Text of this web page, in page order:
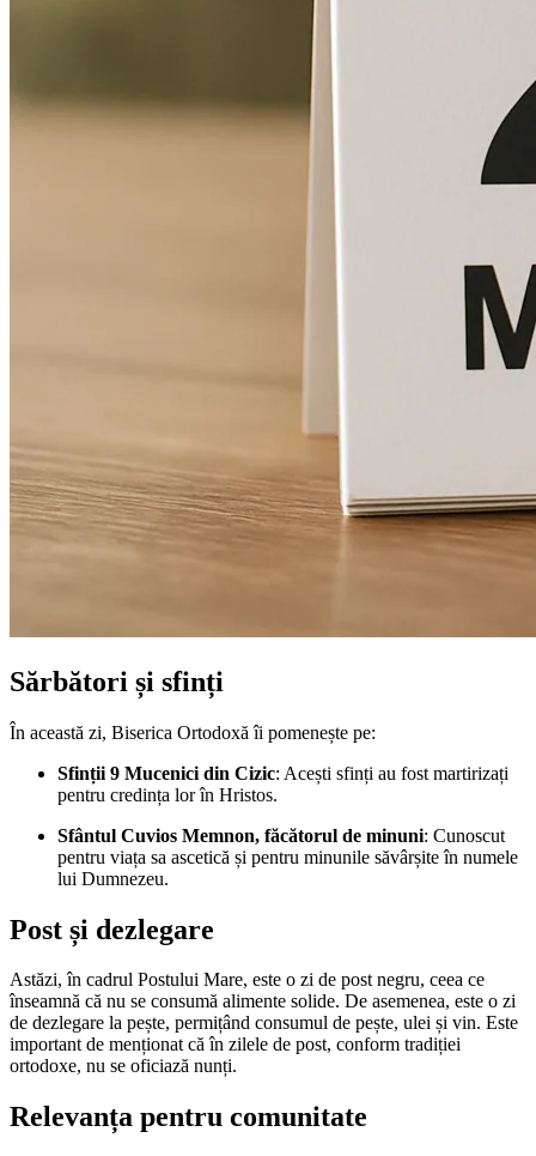
Sărbători și sfinți
În această zi, Biserica Ortodoxă îi pomenește pe:
Sfinții 9 Mucenici din Cizic: Acești sfinți au fost martirizați
pentru credința lor în Hristos.
Sfântul Cuvios Memnon, făcătorul de minuni: Cunoscut
pentru viața sa ascetică și pentru minunile săvârșite în numele
lui Dumnezeu.
Post și dezlegare
Astăzi, în cadrul Postului Mare, este o zi de post negru, ceea ce
înseamnă că nu se consumă alimente solide. De asemenea, este o zi
de dezlegare la pește, permițând consumul de pește, ulei și vin. Este
important de menționat că în zilele de post, conform tradiției
ortodoxe, nu se oficiază nunți.
Relevanța pentru comunitate